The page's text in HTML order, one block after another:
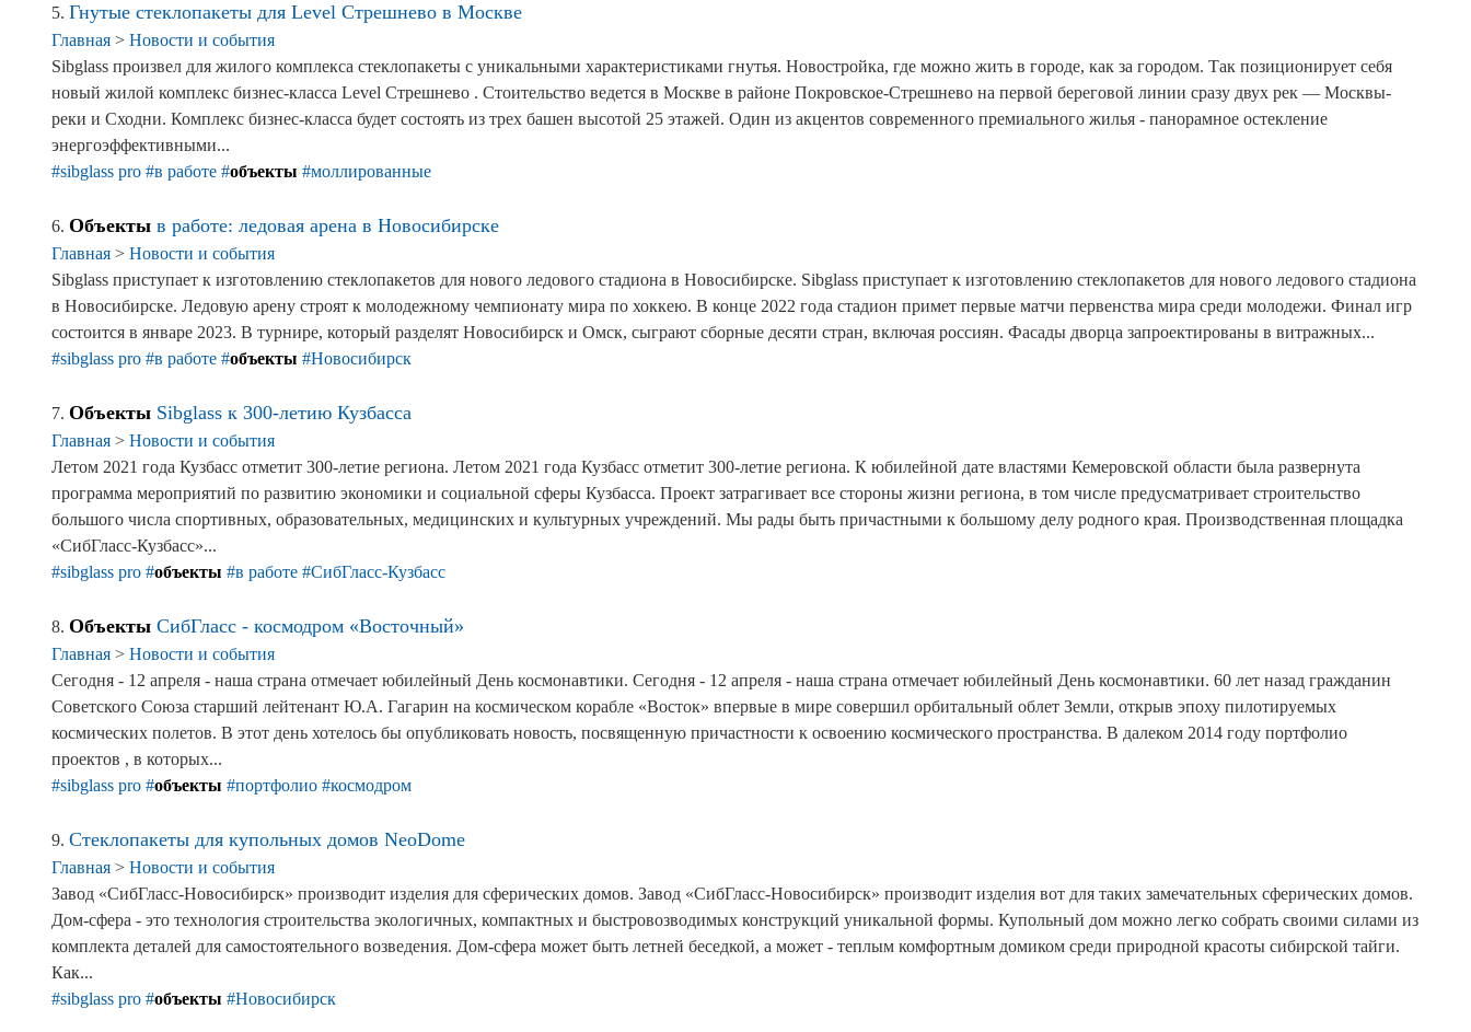
5. Гнутые стеклопакеты для Level Стрешнево в Москве
Главная > Новости и события
Sibglass произвел для жилого комплекса стеклопакеты с уникальными характеристиками гнутья. Новостройка, где можно жить в городе, как за городом. Так позиционирует себя
новый жилой комплекс бизнес-класса Level Стрешнево . Стоительство ведется в Москве в районе Покровское-Стрешнево на первой береговой линии сразу двух рек — Москвы-
реки и Сходни. Комплекс бизнес-класса будет состоять из трех башен высотой 25 этажей. Один из акцентов современного премиального жилья - панорамное остекление
энергоэффективными...
#sibglass pro #в работе #объекты #моллированные
6. Объекты в работе: ледовая арена в Новосибирске
Главная > Новости и события
Sibglass приступает к изготовлению стеклопакетов для нового ледового стадиона в Новосибирске. Sibglass приступает к изготовлению стеклопакетов для нового ледового стадиона
в Новосибирске. Ледовую арену строят к молодежному чемпионату мира по хоккею. В конце 2022 года стадион примет первые матчи первенства мира среди молодежи. Финал игр
состоится в январе 2023. В турнире, который разделят Новосибирск и Омск, сыграют сборные десяти стран, включая россиян. Фасады дворца запроектированы в витражных...
#sibglass pro #в работе #объекты #Новосибирск
7. Объекты Sibglass к 300-летию Кузбасса
Главная > Новости и события
Летом 2021 года Кузбасс отметит 300-летие региона. Летом 2021 года Кузбасс отметит 300-летие региона. К юбилейной дате властями Кемеровской области была развернута
программа мероприятий по развитию экономики и социальной сферы Кузбасса. Проект затрагивает все стороны жизни региона, в том числе предусматривает строительство
большого числа спортивных, образовательных, медицинских и культурных учреждений. Мы рады быть причастными к большому делу родного края. Производственная площадка
«СибГласс-Кузбасс»...
#sibglass pro #объекты #в работе #СибГласс-Кузбасс
8. Объекты СибГласс - космодром «Восточный»
Главная > Новости и события
Сегодня - 12 апреля - наша страна отмечает юбилейный День космонавтики. Сегодня - 12 апреля - наша страна отмечает юбилейный День космонавтики. 60 лет назад гражданин
Советского Союза старший лейтенант Ю.А. Гагарин на космическом корабле «Восток» впервые в мире совершил орбитальный облет Земли, открыв эпоху пилотируемых
космических полетов. В этот день хотелось бы опубликовать новость, посвященную причастности к освоению космического пространства. В далеком 2014 году портфолио
проектов , в которых...
#sibglass pro #объекты #портфолио #космодром
9. Стеклопакеты для купольных домов NeoDome
Главная > Новости и события
Завод «СибГласс-Новосибирск» производит изделия для сферических домов. Завод «СибГласс-Новосибирск» производит изделия вот для таких замечательных сферических домов.
Дом-сфера - это технология строительства экологичных, компактных и быстровозводимых конструкций уникальной формы. Купольный дом можно легко собрать своими силами из
комплекта деталей для самостоятельного возведения. Дом-сфера может быть летней беседкой, а может - теплым комфортным домиком среди природной красоты сибирской тайги.
Как...
#sibglass pro #объекты #Новосибирск